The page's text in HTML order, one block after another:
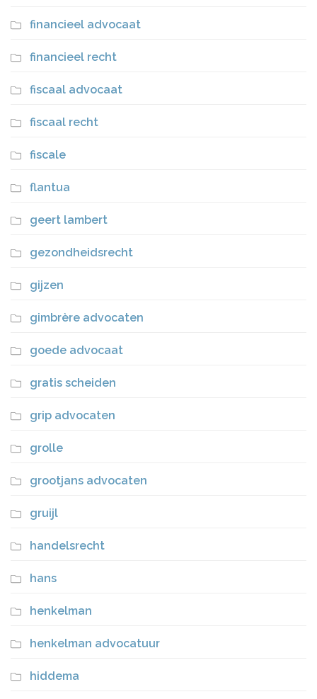
financieel advocaat
financieel recht
fiscaal advocaat
fiscaal recht
fiscale
flantua
geert lambert
gezondheidsrecht
gijzen
gimbrère advocaten
goede advocaat
gratis scheiden
grip advocaten
grolle
grootjans advocaten
gruijl
handelsrecht
hans
henkelman
henkelman advocatuur
hiddema